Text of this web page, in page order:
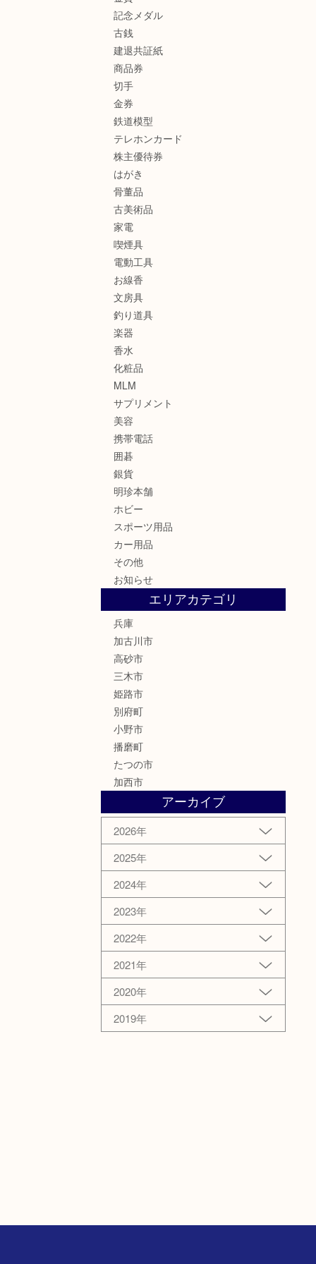
記念メダル
古銭
建退共証紙
商品券
切手
金券
鉄道模型
テレホンカード
株主優待券
はがき
骨董品
古美術品
家電
喫煙具
電動工具
お線香
文房具
釣り道具
楽器
香水
化粧品
MLM
サプリメント
美容
携帯電話
囲碁
銀貨
明珍本舗
ホビー
スポーツ用品
カー用品
その他
お知らせ
エリアカテゴリ
兵庫
加古川市
高砂市
三木市
姫路市
別府町
小野市
播磨町
たつの市
加西市
アーカイブ
2026年
2025年
2024年
2023年
2022年
2021年
2020年
2019年